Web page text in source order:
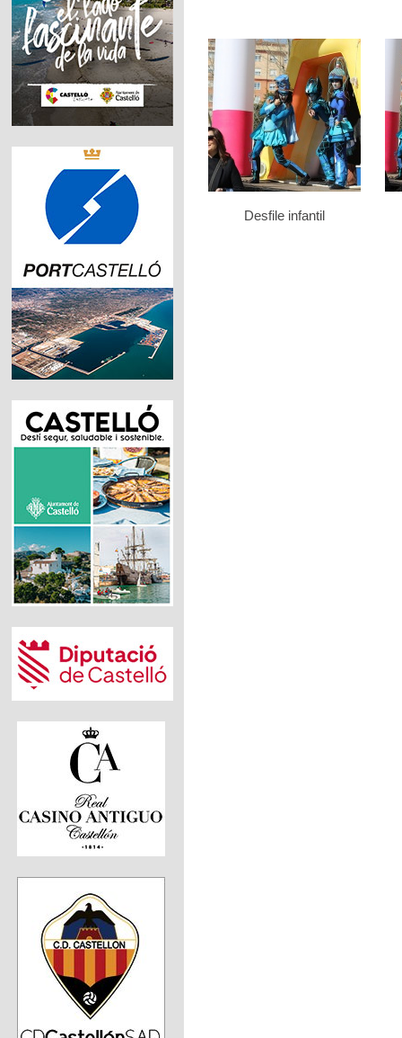
Desfile infantil